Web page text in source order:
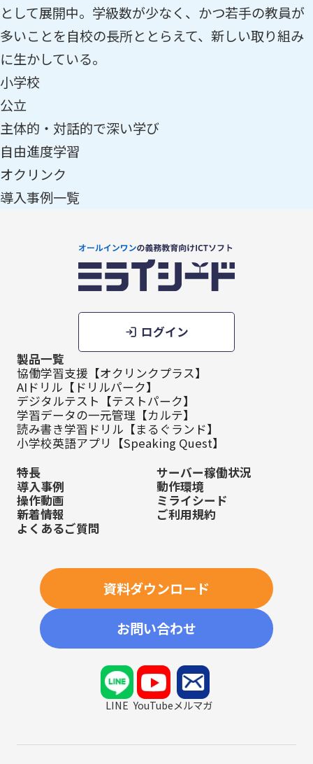
として展開中。学級数が少なく、かつ若手の教員が
多いことを自校の長所ととらえて、新しい取り組み
に生かしている。
小学校
公立
主体的・対話的で深い学び
自由進度学習
オクリンク
導入事例一覧
ログイン
製品一覧
協働学習支援【オクリンクプラス】
AIドリル【ドリルパーク】
デジタルテスト【テストパーク】
学習データの一元管理【カルテ】
読み書き学習ドリル【まるぐランド】
小学校英語アプリ【Speaking Quest】
特長
導入事例
操作動画
新着情報
よくあるご質問
サーバー稼働状況
動作環境
ミライシード
ご利用規約
資料ダウンロード
お問い合わせ
LINE YouTubeメルマガ